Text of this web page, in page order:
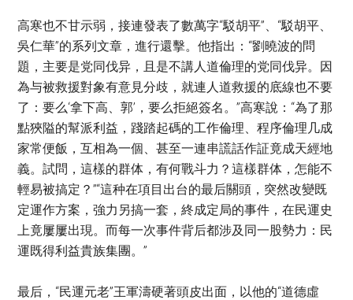
高寒也不甘示弱，接連發表了數萬字“駁胡平”、“駁胡平、
吳仁華”的系列文章，進行還擊。他指出：“劉曉波的問
題，主要是党同伐异，且是不講人道倫理的党同伐异。因
為与被救援對象有意見分歧，就連人道救援的底線也不要
了：要么‘拿下高、郭’，要么拒絕簽名。”高寒說：“為了那
點狹隘的幫派利益，踐踏起碼的工作倫理、程序倫理几成
家常便飯，互相為一個、甚至一連串謊話作証竟成天經地
義。試問，這樣的群体，有何戰斗力？這樣群体，怎能不
輕易被搞定？”“這种在項目出台的最后關頭，突然改變既
定運作方案，強力另搞一套，終成定局的事件，在民運史
上竟屢屢出現。而每一次事件背后都涉及同一股勢力：民
運既得利益貴族集團。”
最后，“民運元老”王軍濤硬著頭皮出面，以他的“道德虛